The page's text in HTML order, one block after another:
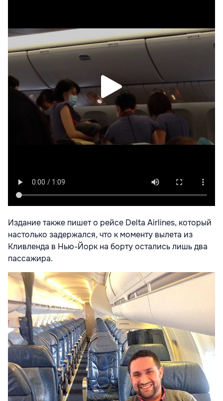
Издание также пишет о рейсе Delta Airlines, который
настолько задержался, что к моменту вылета из
Кливленда в Нью-Йорк на борту остались лишь два
пассажира.